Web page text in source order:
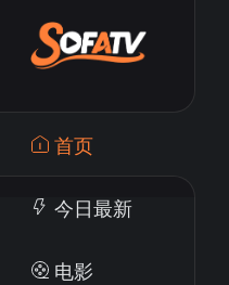
首页
今日最新
电影